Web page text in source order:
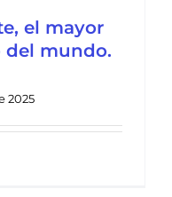
el mayor
del mundo.
2025